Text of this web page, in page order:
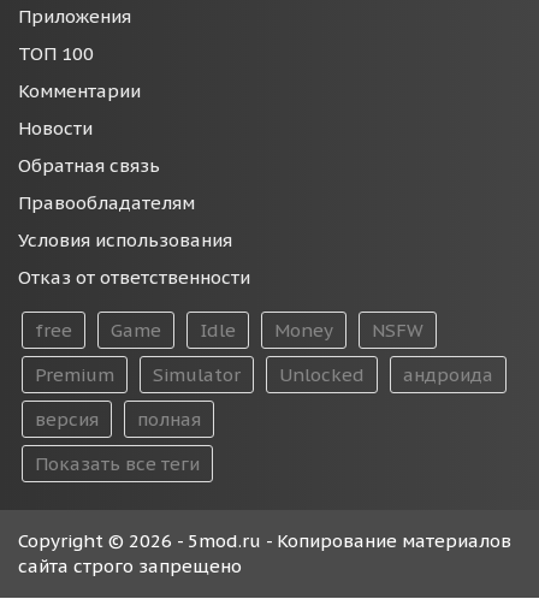
Приложения
ТОП 100
Комментарии
Новости
Обратная связь
Правообладателям
Условия использования
Отказ от ответственности
free Game Idle Money
NSFW
Premium
Simulator Unlocked
андроида
версия
полная
Показать все теги
Copyright © 2026 - 5mod.ru - Копирование материалов
сайта строго запрещено